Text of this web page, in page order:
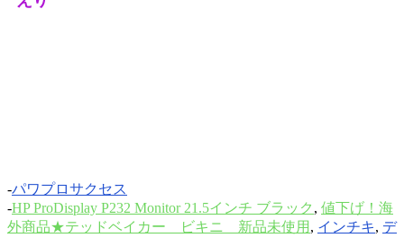
-パワプロサクセス
-HP ProDisplay P232 Monitor 21.5インチ ブラック , 値下げ！海
外商品★テッドベイカー ビキニ 新品未使用 , インチキ, デ